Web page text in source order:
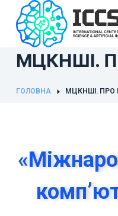
е
МЦКНШІ.
ГОЛОВНА МЦКНШІ. ПРО